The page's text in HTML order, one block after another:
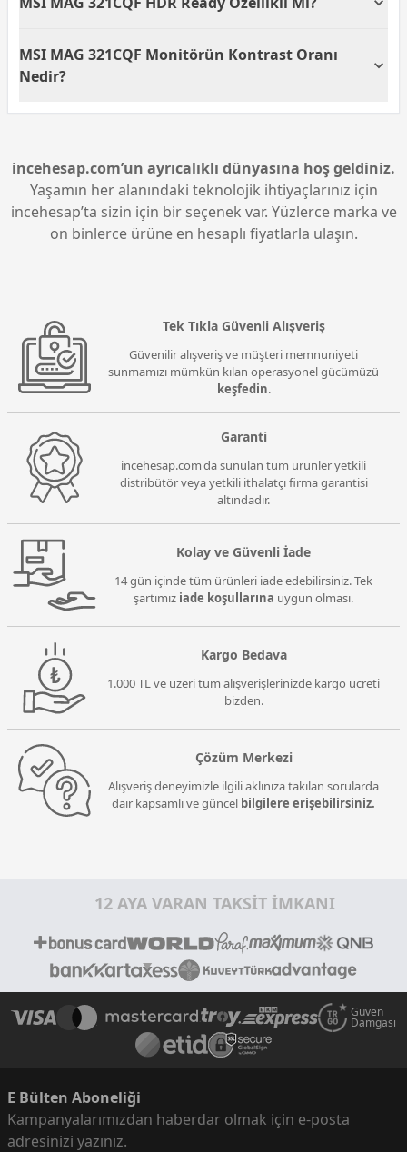
sahiptir. Bu özellik, daha geniş bir renk yelpazesi ve
kontrast sunarak görüntülerin daha gerçekçi ve
MSI MAG 321CQF Monitörün Kontrast Oranı
Nedir?
MSI MAG 321CQF monitör, 3000:1 kontrast oranına
görüntülerinize derinlik ve canlılık kazandırır.
incehesap.com’un ayrıcalıklı dünyasına hoş geldiniz.
Yaşamın her alanındaki teknolojik ihtiyaçlarınız için
incehesap’ta sizin için bir seçenek var. Yüzlerce marka ve
on binlerce ürüne en hesaplı fiyatlarla ulaşın.
Tek Tıkla Güvenli Alışveriş
Güvenilir alışveriş ve müşteri memnuniyeti
sunmamızı mümkün kılan operasyonel gücümüzü
keşfedin.
Garanti
incehesap.com'da sunulan tüm ürünler yetkili
distribütör veya yetkili ithalatçı firma garantisi
altındadır.
Kolay ve Güvenli İade
14 gün içinde tüm ürünleri iade edebilirsiniz. Tek
şartımız iade koşullarına uygun olması.
Kargo Bedava
1.000 TL ve üzeri tüm alışverişlerinizde kargo ücreti
bizden.
Çözüm Merkezi
Alışveriş deneyimizle ilgili aklınıza takılan sorularda
dair kapsamlı ve güncel bilgilere erişebilirsiniz.
12 AYA VARAN TAKSİT İMKANI
Güven
Damgası
E Bülten Aboneliği
Kampanyalarımızdan haberdar olmak için e-posta
adresinizi yazınız.